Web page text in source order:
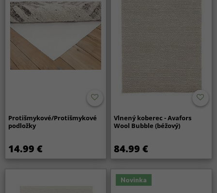
Protišmykové/Protišmykové
podložky
14.99 €
Vlnený koberec - Avafors
Wool Bubble (béžový)
84.99 €
Novinka